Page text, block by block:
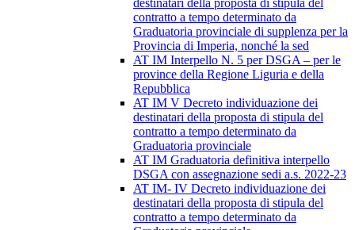
destinatari della proposta di stipula del
contratto a tempo determinato da
Graduatoria provinciale di supplenza per la
Provincia di Imperia, nonché la sed
AT IM Interpello N. 5 per DSGA – per le
province della Regione Liguria e della
Repubblica
AT IM V Decreto individuazione dei
destinatari della proposta di stipula del
contratto a tempo determinato da
Graduatoria provinciale
AT IM Graduatoria definitiva interpello
DSGA con assegnazione sedi a.s. 2022-23
AT IM- IV Decreto individuazione dei
destinatari della proposta di stipula del
contratto a tempo determinato da